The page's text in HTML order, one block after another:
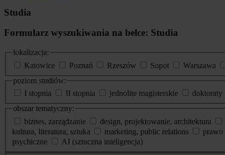
Studia
Formularz wyszukiwania na belce: Studia
lokalizacja:
Katowice
Poznań Rzeszów Sopot Warszawa
poziom studiów:
I stopnia
II stopnia jednolite magisterskie doktoraty
obszar tematyczny:
biznes, zarządzanie
design, projektowanie, architektura
kultura, literatura, sztuka
marketing, public relations prawo
psychiczne
AI (sztuczna inteligencja)